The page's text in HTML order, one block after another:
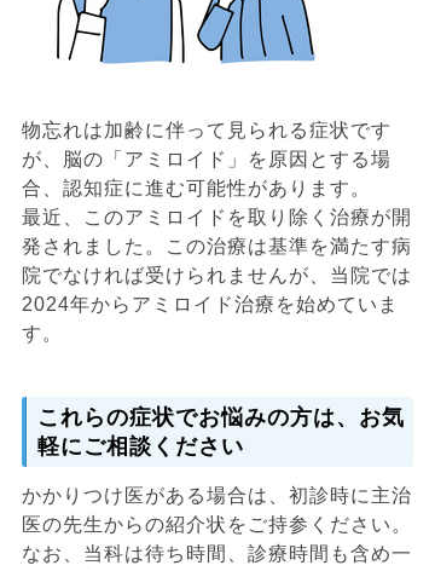
物忘れは加齢に伴って見られる症状です
が、脳の「アミロイド」を原因とする場
合、認知症に進む可能性があります。
最近、このアミロイドを取り除く治療が開
発されました。この治療は基準を満たす病
院でなければ受けられませんが、当院では
2024年からアミロイド治療を始めていま
す。
これらの症状でお悩みの方は、お気
軽にご相談ください
かかりつけ医がある場合は、初診時に主治
医の先生からの紹介状をご持参ください。
なお、当科は待ち時間、診療時間も含め一